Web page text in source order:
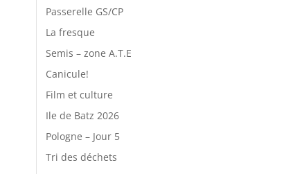
Passerelle GS/CP
La fresque
Semis – zone A.T.E
Canicule!
Film et culture
Ile de Batz 2026
Pologne – Jour 5
Tri des déchets